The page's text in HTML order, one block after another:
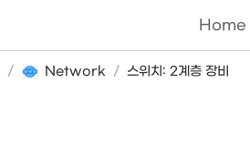
Home
/ Network / 스위치: 2계층 장비